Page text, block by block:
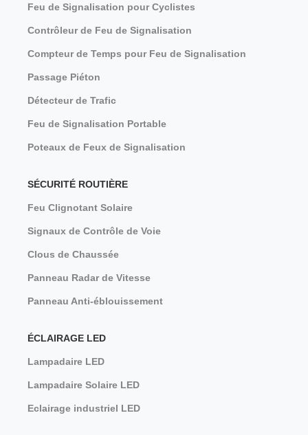
Feu de Signalisation pour Cyclistes
Contrôleur de Feu de Signalisation
Compteur de Temps pour Feu de Signalisation
Passage Piéton
Détecteur de Trafic
Feu de Signalisation Portable
Poteaux de Feux de Signalisation
SÉCURITÉ ROUTIÈRE
Feu Clignotant Solaire
Signaux de Contrôle de Voie
Clous de Chaussée
Panneau Radar de Vitesse
Panneau Anti-éblouissement
ÉCLAIRAGE LED
Lampadaire LED
Lampadaire Solaire LED
Eclairage industriel LED